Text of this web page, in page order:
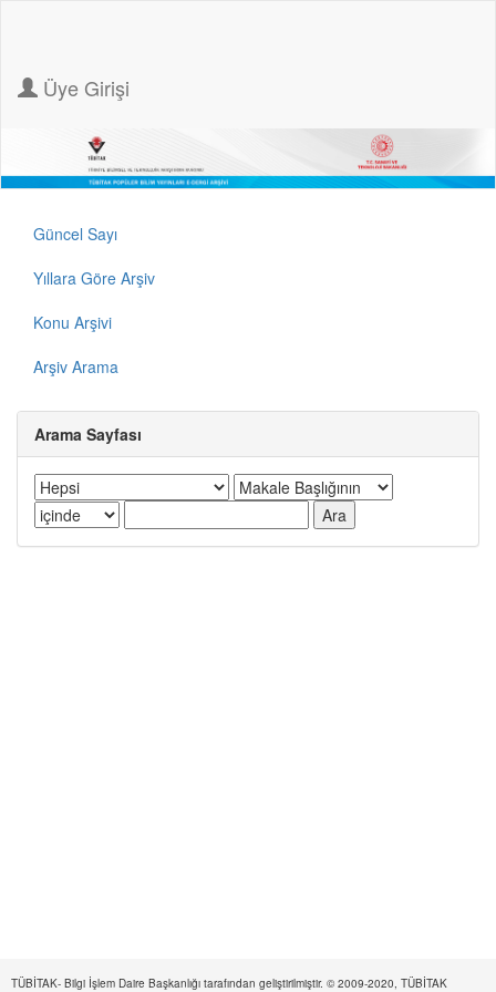
Üye Girişi
Güncel Sayı
Yıllara Göre Arşiv
Konu Arşivi
Arşiv Arama
Arama Sayfası
TÜBİTAK- Bilgi İşlem Daire Başkanlığı tarafından geliştirilmiştir. © 2009-2020, TÜBİTAK